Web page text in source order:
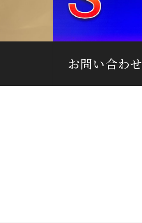
お問い合わせ